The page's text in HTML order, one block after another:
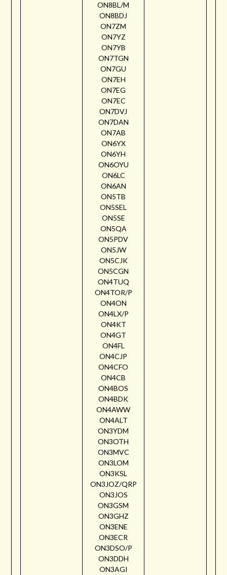
ON8BL/M
ON8BDJ
ON7ZM
ON7YZ
ON7YB
ON7TGN
ON7GU
ON7EH
ON7EG
ON7EC
ON7DVJ
ON7DAN
ON7AB
ON6YX
ON6YH
ON6OYU
ON6LC
ON6AN
ON5TB
ON5SEL
ON5SE
ON5QA
ON5PDV
ON5JW
ON5CJK
ON5CGN
ON4TUQ
ON4TOR/P
ON4ON
ON4LX/P
ON4KT
ON4GT
ON4FL
ON4CJP
ON4CFO
ON4CB
ON4BOS
ON4BDK
ON4AWW
ON4ALT
ON3YDM
ON3OTH
ON3MVC
ON3LOM
ON3KSL
ON3JOZ/QRP
ON3JOS
ON3GSM
ON3GHZ
ON3ENE
ON3ECR
ON3DSO/P
ON3DDH
ON3AGI